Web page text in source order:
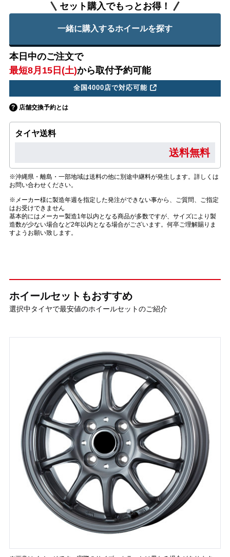
セット購入でもっとお得！
一緒に購入するホイールを探す
本日中のご注文で
最短8月15日(土)から取付予約可能
全国4000店で対応可能
店舗交換予約とは
タイヤ送料
送料無料
※沖縄県・離島・一部地域は送料の他に別途中継料が発生します。詳しくは
お問い合わせください。
※メーカー様に製造年週を指定した発注ができない事から、ご質問、ご指定
はお受けできません
基本的にはメーカー製造1年以内となる商品が多数ですが、サイズにより製
造数が少ない場合など2年以内となる場合がございます。何卒ご理解賜りま
すようお願い致します。
ホイールセットもおすすめ
選択中タイヤで最安値のホイールセットのご紹介